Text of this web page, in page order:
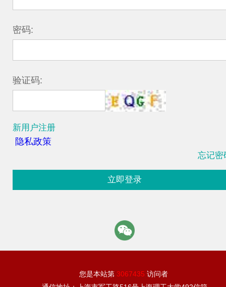
密码:
验证码:
新用户注册
隐私政策
忘记密
立即登录
您是本站第3067435 访问者